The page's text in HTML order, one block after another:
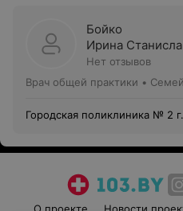
Бойко
Ирина
Нет отзывов
Врач общей практики •
Городская поликлиника № 2